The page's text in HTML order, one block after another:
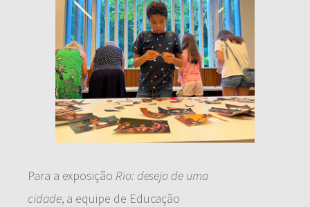
Para a exposição Rio: desejo de uma
cidade, a equipe de Educação